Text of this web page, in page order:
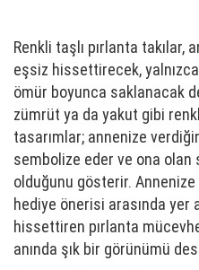
Renkli taşlı pırlanta takılar,
eşsiz hissettirecek,
ömür boyunca saklanacak
zümrüt ya da yakut gibi
tasarımlar; annenize
sembolize eder ve ona olan
olduğunu gösterir.
hediye önerisi arasında yer
hissettiren pırlanta
anında şık bir görünümü